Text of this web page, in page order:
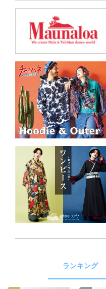
ランキング